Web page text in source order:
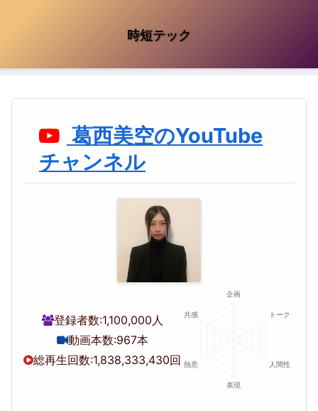
時短テック
葛西美空のYouTube
チャンネル
登録者数:1,100,000人
動画本数:967本
総再生回数:1,838,333,430回